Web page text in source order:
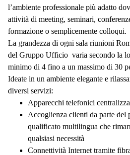
l’ambiente professionale più adatto
attività di meeting, seminari,
formazione o semplicemente colloqui.
La grandezza di ogni sala riunioni
del Gruppo Ufficio varia secondo la
minimo di 4 fino a un massimo di 30
Ideate in un ambiente elegante e
diversi servizi:
Apparecchi telefonici
Accoglienza clienti da parte del
qualificato multilingua che
qualsiasi necessità
Connettività Internet tramite